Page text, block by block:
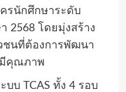
รนักศึกษาระดับ
2568 โดยมุ่งสร้าง
ชนที่ต้องการพัฒนา
คุณภาพ
บ TCAS ทั้ง 4 รอบ